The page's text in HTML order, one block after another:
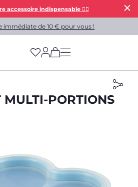
accessoire indispensable 👯‍♀️
immédiate de 10 € pour vous !
(has more options
MULTI-PORTIONS